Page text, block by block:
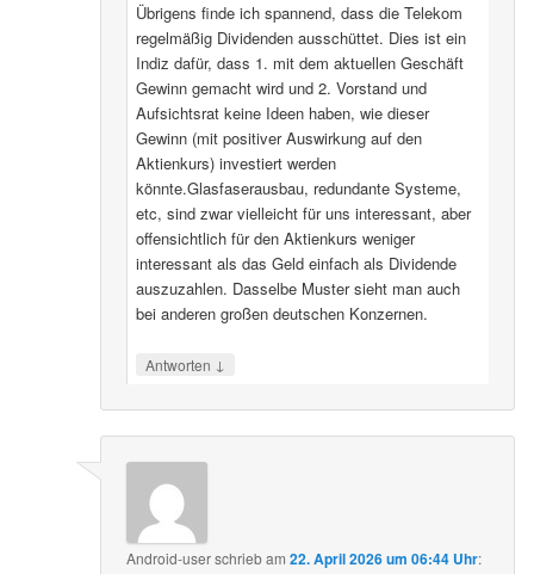
Übrigens finde ich spannend, dass die Telekom
regelmäßig Dividenden ausschüttet. Dies ist ein
Indiz dafür, dass 1. mit dem aktuellen Geschäft
Gewinn gemacht wird und 2. Vorstand und
Aufsichtsrat keine Ideen haben, wie dieser
Gewinn (mit positiver Auswirkung auf den
Aktienkurs) investiert werden
könnte.Glasfaserausbau, redundante Systeme,
etc, sind zwar vielleicht für uns interessant, aber
offensichtlich für den Aktienkurs weniger
interessant als das Geld einfach als Dividende
auszuzahlen. Dasselbe Muster sieht man auch
bei anderen großen deutschen Konzernen.
Antworten ↓
Android-userschriebam22. April 2026 um 06:44 Uhr: